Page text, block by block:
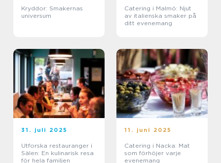
Kryddor: Smakernas
universum
Catering i Malmö: Njut
av italienska smaker på
ditt evenemang
31. juli 2025
Utforska restauranger i
Sälen: En kulinarisk resa
för hela familjen
11. juni 2025
Catering i Nacka: Mat
som förhöjer varje
evenemang